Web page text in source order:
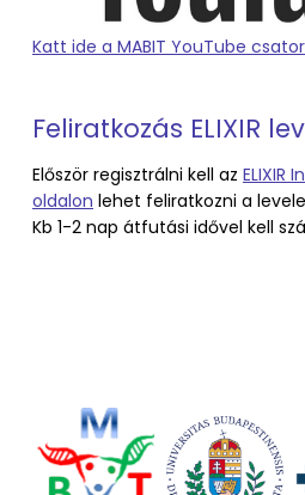
Katt ide a MABIT YouTube
Feliratkozás ELIXIR
Először regisztrálni kell az ELIXIR
oldalon lehet feliratkozni a
Kb 1-2 nap átfutási idővel kell